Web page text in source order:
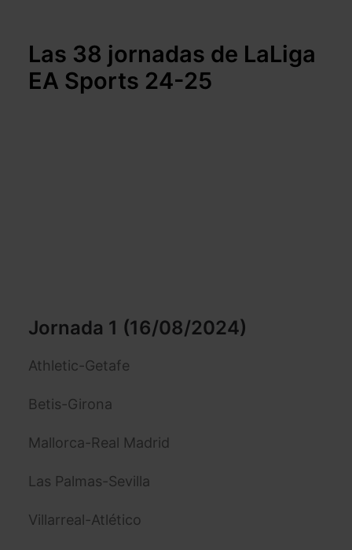
Las 38 jornadas de LaLiga
EA Sports 24-25
Jornada 1 (16/08/2024)
Athletic-Getafe
Betis-Girona
Mallorca-Real Madrid
Las Palmas-Sevilla
Villarreal-Atlético